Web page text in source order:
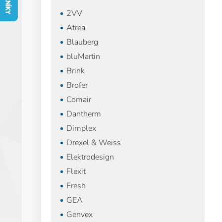
2VV
Atrea
Blauberg
bluMartin
Brink
Brofer
Comair
Dantherm
Dimplex
Drexel & Weiss
Elektrodesign
Flexit
Fresh
GEA
Genvex